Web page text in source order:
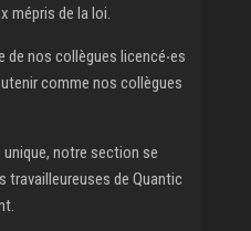
mépris de la loi.
nos collègues licencé‧es
comme nos collègues
notre section se
travailleureuses de Quantic